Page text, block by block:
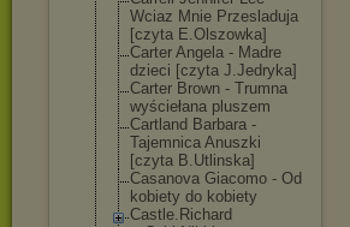
Wciaz Mnie Przesladuja
[czyta E.Olszowka]
Carter Angela - Madre
dzieci [czyta J.Jedryka]
Carter Brown - Trumna
wyściełana pluszem
Cartland Barbara -
Tajemnica Anuszki
[czyta B.Utlinska]
Casanova Giacomo - Od
kobiety do kobiety
Castle.Richard